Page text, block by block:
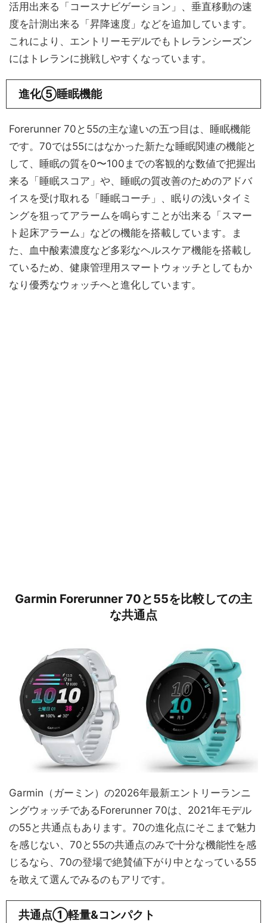
活用出来る「コースナビゲーション」、垂直移動の速
度を計測出来る「昇降速度」などを追加しています。
これにより、エントリーモデルでもトレランシーズン
にはトレランに挑戦しやすくなっています。
進化⑤睡眠機能
Forerunner 70と55の主な違いの五つ目は、睡眠機能
です。70では55にはなかった新たな睡眠関連の機能と
して、睡眠の質を0〜100までの客観的な数値で把握出
来る「睡眠スコア」や、睡眠の質改善のためのアドバ
イスを受け取れる「睡眠コーチ」、眠りの浅いタイミ
ングを狙ってアラームを鳴らすことが出来る「スマー
ト起床アラーム」などの機能を搭載しています。ま
た、血中酸素濃度など多彩なヘルスケア機能を搭載し
ているため、健康管理用スマートウォッチとしてもか
なり優秀なウォッチへと進化しています。
Garmin Forerunner 70と55を比較しての主
な共通点
Garmin（ガーミン）の2026年最新エントリーランニ
ングウォッチであるForerunner 70は、2021年モデル
の55と共通点もあります。70の進化点にそこまで魅力
を感じない、70と55の共通点のみで十分な機能性を感
じるなら、70の登場で絶賛値下がり中となっている55
を敢えて選んでみるのもアリです。
共通点①軽量&コンパクト